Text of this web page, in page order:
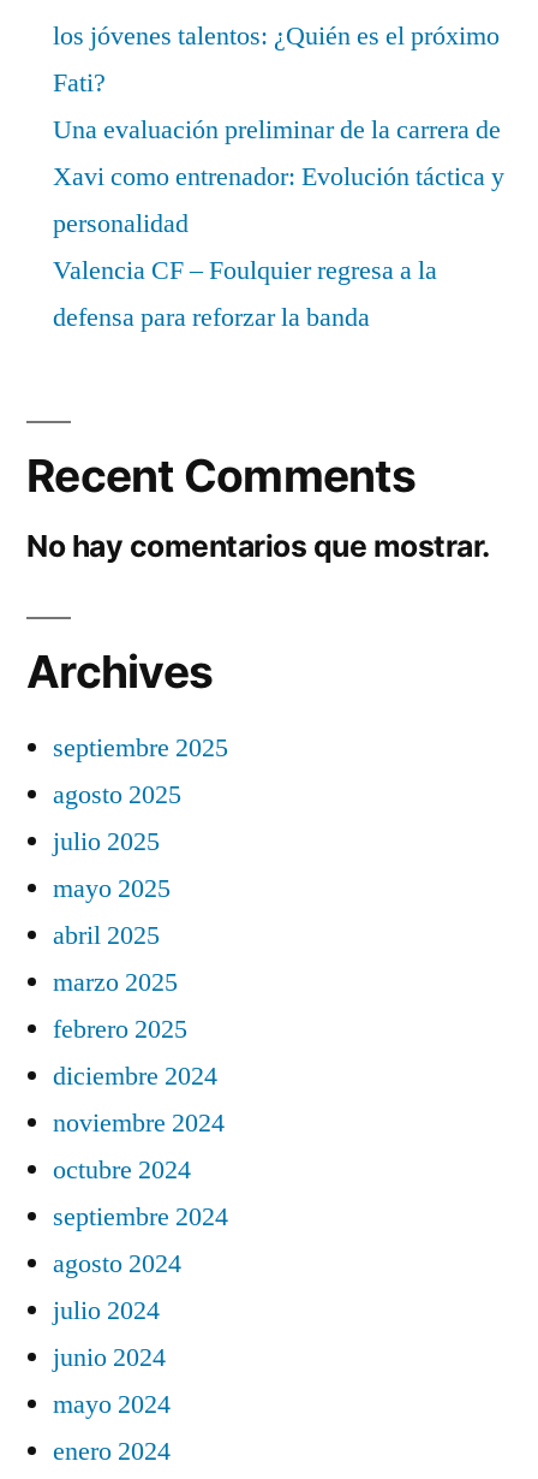
los jóvenes talentos: ¿Quién es el próximo
Fati?
Una evaluación preliminar de la carrera de
Xavi como entrenador: Evolución táctica y
personalidad
Valencia CF – Foulquier regresa a la
defensa para reforzar la banda
Recent Comments
No hay comentarios que mostrar.
Archives
septiembre 2025
agosto 2025
julio 2025
mayo 2025
abril 2025
marzo 2025
febrero 2025
diciembre 2024
noviembre 2024
octubre 2024
septiembre 2024
agosto 2024
julio 2024
junio 2024
mayo 2024
enero 2024